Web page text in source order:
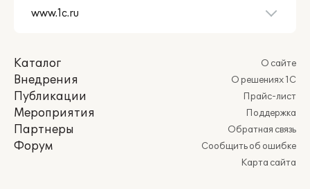
Каталог
Внедрения
Публикации
Мероприятия
Партнеры
Форум
О сайте
О решениях 1С
Прайс-лист
Поддержка
Обратная связь
Сообщить об ошибке
Карта сайта